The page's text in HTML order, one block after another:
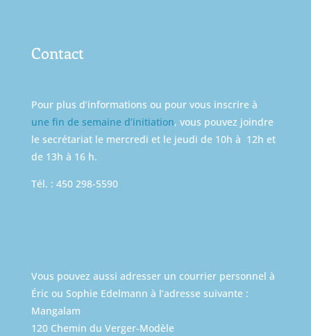
Contact
Pour plus d’informations ou pour vous inscrire à
une fin de semaine d’initiation, vous pouvez joindre
le secrétariat le mercredi et le jeudi de 10h à 12h et
de 13h à 16 h.
Tél. : 450 298-5590
Vous pouvez aussi adresser un courrier personnel à
Éric ou Sophie Edelmann à l’adresse suivante :
Mangalam
120 Chemin du Verger-Modèle